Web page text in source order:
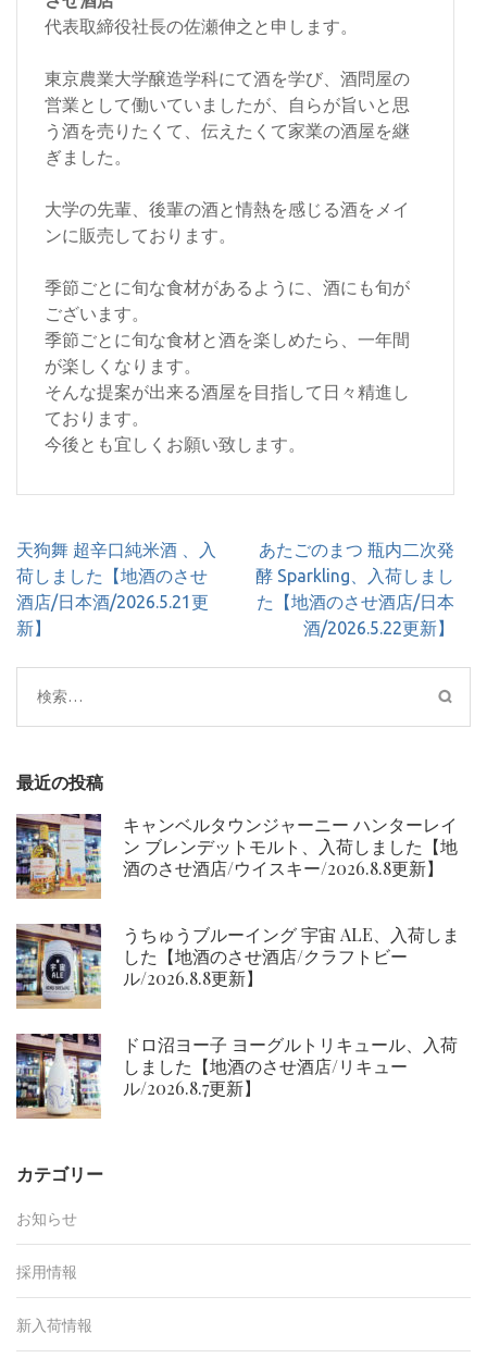
代表取締役社長の佐瀬伸之と申します。
東京農業大学醸造学科にて酒を学び、酒問屋の
営業として働いていましたが、自らが旨いと思
う酒を売りたくて、伝えたくて家業の酒屋を継
ぎました。
大学の先輩、後輩の酒と情熱を感じる酒をメイ
ンに販売しております。
季節ごとに旬な食材があるように、酒にも旬が
ございます。
季節ごとに旬な食材と酒を楽しめたら、一年間
が楽しくなります。
そんな提案が出来る酒屋を目指して日々精進し
ております。
今後とも宜しくお願い致します。
投
稿
ナ
ビ
シ
ョ
天狗舞 超辛口純米酒 、入
荷しました【地酒のさせ
酒店/日本酒/2026.5.21更
新】
あたごのまつ 瓶内二次発
酵 Sparkling、入荷しまし
た【地酒のさせ酒店/日本
酒/2026.5.22更新】
検
索:
最近の投稿
キャンベルタウンジャーニー ハンターレイ
ン ブレンデットモルト、入荷しました【地
酒のさせ酒店/ウイスキー/2026.8.8更新】
うちゅうブルーイング 宇宙 ALE、入荷しま
した【地酒のさせ酒店/クラフトビー
ル/2026.8.8更新】
ドロ沼ヨー子 ヨーグルトリキュール、入荷
しました【地酒のさせ酒店/リキュー
ル/2026.8.7更新】
カテゴリー
お知らせ
採用情報
新入荷情報